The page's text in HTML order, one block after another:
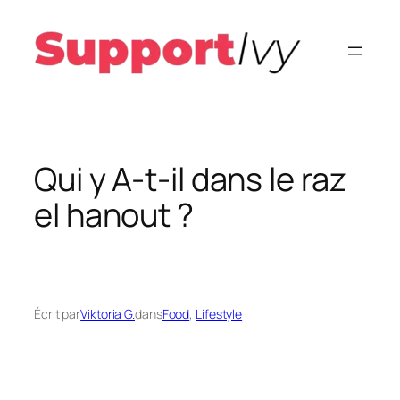
contenu
Qui y A-t-il dans le raz
el hanout ?
Écrit parViktoria G.dansFood, Lifestyle